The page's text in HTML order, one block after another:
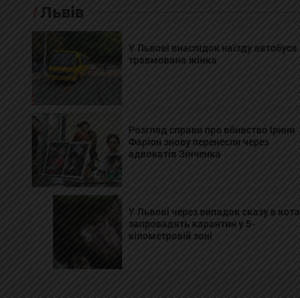
Львів
У Львові внаслідок наїзду автобуса
травмована жінка
Розгляд справи про вбивство Ірини
Фаріон знову перенесли через
адвокатів Зінченка
У Львові через випадок сказу в кота
запровадять карантин у 5-
кілометровій зоні